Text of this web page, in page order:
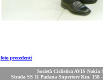
foto precedenti
Società Ciclistica AVIS Nokia
Strada SS 11 Padana Superiore Km. 158